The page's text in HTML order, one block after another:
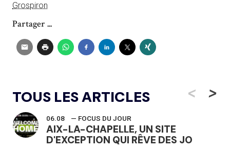
Grospiron
Partager ...
TOUS LES ARTICLES <
06.08 — FOCUS DU JOUR
AIX-LA-CHAPELLE, UN SITE
D'EXCEPTION QUI RÊVE DES JO
>